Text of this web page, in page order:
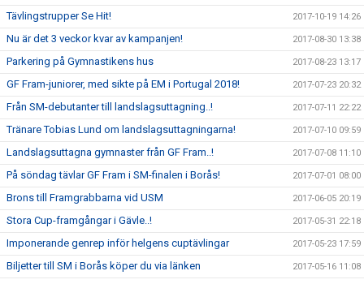
Tävlingstrupper Se Hit! 2017-10-19 14:26
Nu är det 3 veckor kvar av kampanjen! 2017-08-30 13:38
Parkering på Gymnastikens hus 2017-08-23 13:17
GF Fram-juniorer, med sikte på EM i Portugal 2018! 2017-07-23 20:32
Från SM-debutanter till landslagsuttagning..! 2017-07-11 22:22
Tränare Tobias Lund om landslagsuttagningarna! 2017-07-10 09:59
Landslagsuttagna gymnaster från GF Fram..! 2017-07-08 11:10
På söndag tävlar GF Fram i SM-finalen i Borås! 2017-07-01 08:00
Brons till Framgrabbarna vid USM 2017-06-05 20:19
Stora Cup-framgångar i Gävle..! 2017-05-31 22:18
Imponerande genrep inför helgens cuptävlingar 2017-05-23 17:59
Biljetter till SM i Borås köper du via länken 2017-05-16 11:08